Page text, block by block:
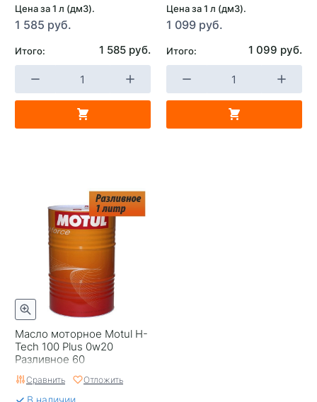
Страна изготовителя
Вьетнам
Цена за 1 л (дм3).
1 585 руб.
Итого: 1 585 руб.
Цена за 1 л (дм3).
1 099 руб.
Итого: 1 099 руб.
Масло моторное Motul H-
Tech 100 Plus 0w20
Разливное 60
Сравнить Отложить